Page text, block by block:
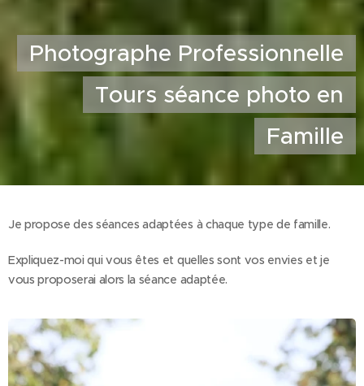
Photographe Professionnelle
Tours séance photo en
Famille
Je propose des séances adaptées à chaque type de famille.
Expliquez-moi qui vous êtes et quelles sont vos envies et je
vous proposerai alors la séance adaptée.